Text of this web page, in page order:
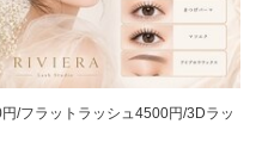
/フラットラッシュ4500円/3Dラッ